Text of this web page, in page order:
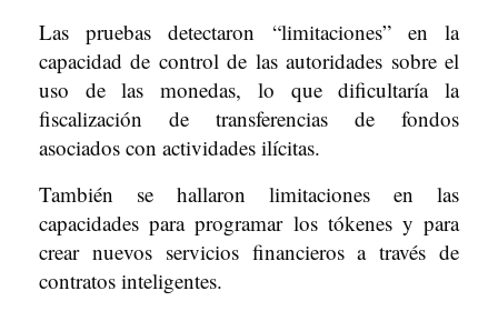
Las pruebas detectaron “limitaciones” en la
capacidad de control de las autoridades sobre el
uso de las monedas, lo que dificultaría la
fiscalización de transferencias de fondos
asociados con actividades ilícitas.
También se hallaron limitaciones en las
capacidades para programar los tókenes y para
crear nuevos servicios financieros a través de
contratos inteligentes.